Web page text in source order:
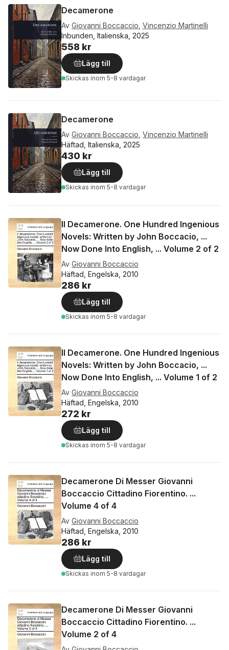
Decamerone
Av Giovanni Boccaccio Vincenzio Martinelli
Inbunden, Italienska, 2025
558 kr
Lägg till
Skickas inom 5-8 vardagar
Decamerone
Av Giovanni Boccaccio, Vincenzio Martinelli
Häftad, Italienska, 2025
430 kr
Lägg till
Skickas inom 5-8 vardagar
Il Decamerone. One Hundred Ingenious
Novels: Written by John Boccacio, ...
Now Done Into English, ... Volume 2 of 2
Av Giovanni Boccaccio
Häftad, Engelska, 2010
286 kr
Lägg till
Skickas inom 5-8 vardagar
Il Decamerone. One Hundred Ingenious
Novels: Written by John Boccacio, ...
Now Done Into English, ... Volume 1 of 2
Av Giovanni Boccaccio
Häftad, Engelska, 2010
272 kr
Lägg till
Skickas inom 5-8 vardagar
Decamerone Di Messer Giovanni
Boccaccio Cittadino Fiorentino. ...
Volume 4 of 4
Av Giovanni Boccaccio
Häftad, Engelska, 2010
286 kr
Lägg till
Skickas inom 5-8 vardagar
Decamerone Di Messer Giovanni
Boccaccio Cittadino Fiorentino. ...
Volume 2 of 4